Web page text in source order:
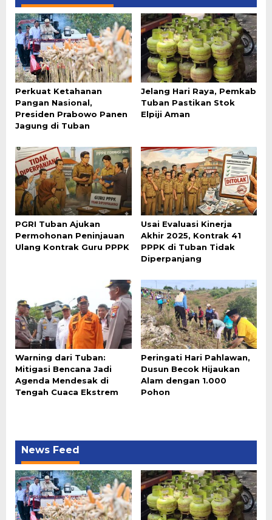
Perkuat Ketahanan
Pangan Nasional,
Presiden Prabowo Panen
Jagung di Tuban
Jelang Hari Raya, Pemkab
Tuban Pastikan Stok
Elpiji Aman
PGRI Tuban Ajukan
Permohonan Peninjauan
Ulang Kontrak Guru PPPK
Usai Evaluasi Kinerja
Akhir 2025, Kontrak 41
PPPK di Tuban Tidak
Diperpanjang
Warning dari Tuban:
Mitigasi Bencana Jadi
Agenda Mendesak di
Tengah Cuaca Ekstrem
Peringati Hari Pahlawan,
Dusun Becok Hijaukan
Alam dengan 1.000
Pohon
News Feed